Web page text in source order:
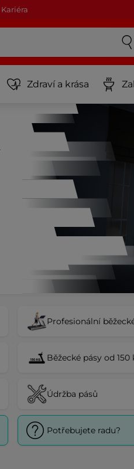
Kariéra
Zdraví a krása
Profesionální
Běžecké pásy od 150
Údržba pásů
Potřebujete radu?